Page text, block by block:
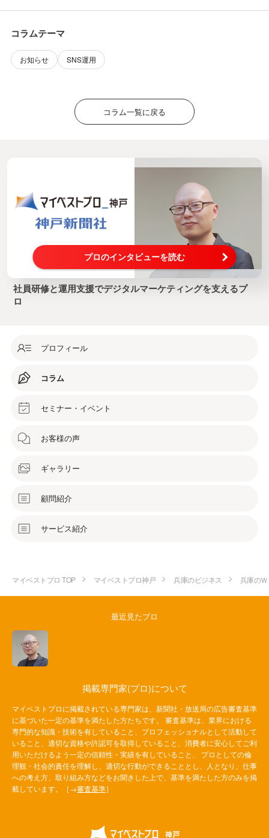
コラムテーマ
お知らせ SNS運用
コラム一覧に戻る
プロのインタビューを読む
社員研修と運用支援でデジタルマーケティングを支えるプ
ロ
プロフィール
コラム
セミナー・イベント
お客様の声
ギャラリー
顧問紹介
サービス紹介
マイベストプロ TOP マイベストプロ神戸 兵庫のビジネス 兵庫の
最近見たプロ
掲載専門家(プロ)について
マイベストプロに掲載されている専門家は、新聞社・放送局の広告審査基準
に基づいた一定の基準を満たした方たちです。 審査基準は、業界における
専門的な知識・技術を有していること、プロフェッショナルとして活動して
いること、適切な資格や許認可を取得していること、消費者に安心してご利
用いただけるよう一定の信頼性・実績を有していること、 プロとしての倫
理観・社会的責任を理解し、適切な行動ができることとし、人となり、仕事
への考え方、取り組み方などをお聞きした上で、基準を満たした方のみを掲
載しています。［→審査基準］